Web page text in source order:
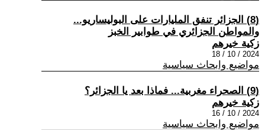
(8) الجزائر تنفق المليارات على البوليساريو...
والمواطن الجزائري في طوابير الخبز
زكية خيرهم
2024 / 10 / 18
مواضيع وابحاث سياسية
(9) الصحراء مغربية... فماذا بعد يا الجزائر؟
زكية خيرهم
2024 / 10 / 16
مواضيع وابحاث سياسية